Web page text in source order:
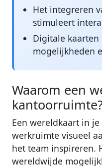
Het integreren
stimuleert
Digitale kaarten
mogelijkheden
Waarom een
Een wereldkaart in
werkruimte visueel
het team inspireren.
wereldwijde